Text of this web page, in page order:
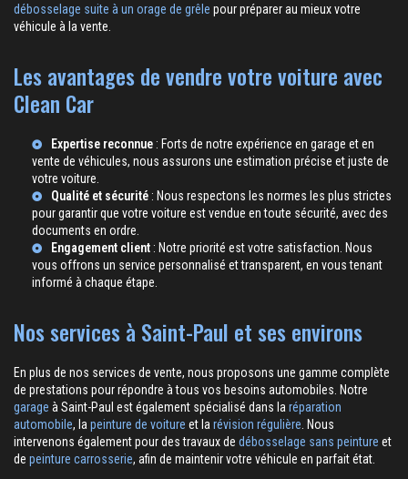
débosselage suite à un orage de grêle pour préparer au mieux votre
véhicule à la vente.
Les avantages de vendre votre voiture avec
Clean Car
Expertise reconnue : Forts de notre expérience en garage et en
vente de véhicules, nous assurons une estimation précise et juste de
votre voiture.
Qualité et sécurité : Nous respectons les normes les plus strictes
pour garantir que votre voiture est vendue en toute sécurité, avec des
documents en ordre.
Engagement client : Notre priorité est votre satisfaction. Nous
vous offrons un service personnalisé et transparent, en vous tenant
informé à chaque étape.
Nos services à Saint-Paul et ses environs
En plus de nos services de vente, nous proposons une gamme complète
de prestations pour répondre à tous vos besoins automobiles. Notre
garage à Saint-Paul est également spécialisé dans la réparation
automobile, la peinture de voiture et la révision régulière . Nous
intervenons également pour des travaux de débosselage sans peinture et
de peinture carrosserie, afin de maintenir votre véhicule en parfait état.